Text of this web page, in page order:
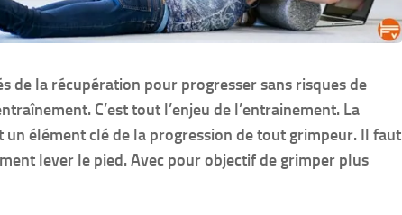
de la récupération pour progresser sans risques de
C’est tout l’enjeu de l’entrainement. La
un élément clé de la progression de tout grimpeur. Il faut
lever le pied. Avec pour objectif de grimper plus